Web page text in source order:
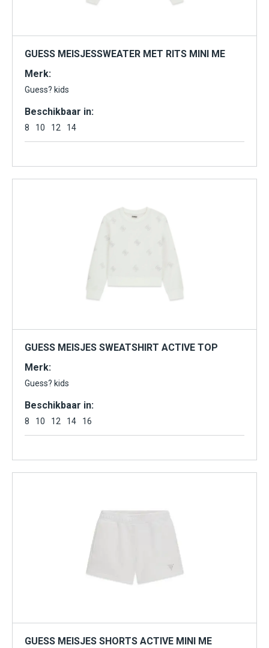
GUESS MEISJESSWEATER MET RITS MINI ME
Merk:
Guess? kids
Beschikbaar in:
8 10 12 14
GUESS MEISJES SWEATSHIRT ACTIVE TOP
Merk:
Guess? kids
Beschikbaar in:
8 10 12 14 16
GUESS MEISJES SHORTS ACTIVE MINI ME